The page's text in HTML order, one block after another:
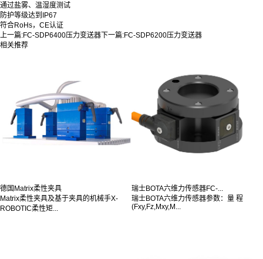
通过盐雾、温湿度测试
防护等级达到IP67
符合RoHs，CE认证
上一篇:FC-SDP6400压力变送器 下一篇:FC-SDP6200压力变送器
相关推荐
德国Matrix柔性夹具
Matrix柔性夹具及基于夹具的机械手X-
ROBOTIC柔性矩...
瑞士BOTA六维力传感器FC-...
瑞士BOTA六维力传感器参数：量 程
(Fxy,Fz,Mxy,M...